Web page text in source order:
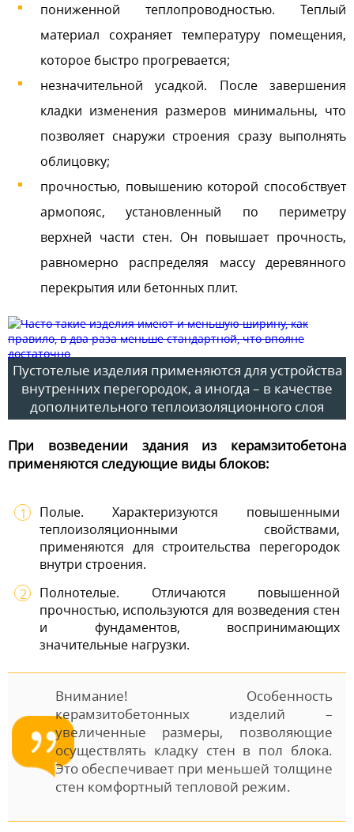
пониженной теплопроводностью. Теплый
материал сохраняет температуру помещения,
которое быстро прогревается;
незначительной усадкой. После завершения
кладки изменения размеров минимальны, что
позволяет снаружи строения сразу выполнять
облицовку;
прочностью, повышению которой способствует
армопояс, установленный по периметру
верхней части стен. Он повышает прочность,
равномерно распределяя массу деревянного
перекрытия или бетонных плит.
Пустотелые изделия применяются для устройства
внутренних перегородок, а иногда – в качестве
дополнительного теплоизоляционного слоя
При возведении здания из керамзитобетона
применяются следующие виды блоков:
Полые. Характеризуются повышенными
теплоизоляционными свойствами,
применяются для строительства перегородок
внутри строения.
Полнотелые. Отличаются повышенной
прочностью, используются для возведения стен
и фундаментов, воспринимающих
значительные нагрузки.
Внимание! Особенность
керамзитобетонных изделий –
увеличенные размеры, позволяющие
осуществлять кладку стен в пол блока.
Это обеспечивает при меньшей толщине
стен комфортный тепловой режим.